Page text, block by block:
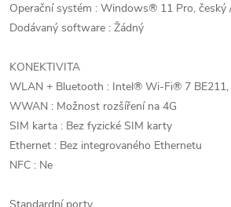
Operační systém : Windows® 11 Pro, český
Dodávaný software : Žádný
KONEKTIVITA
WLAN + Bluetooth : Intel® Wi-Fi® 7 BE211,
WWAN : Možnost rozšíření na 4G
SIM karta : Bez fyzické SIM karty
Ethernet : Bez integrovaného Ethernetu
NFC : Ne